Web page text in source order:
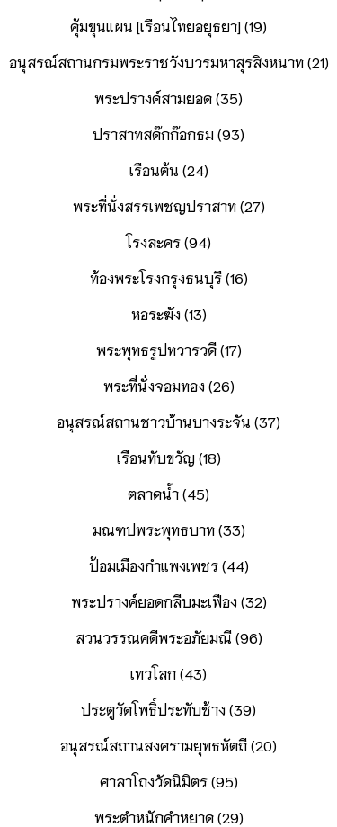
คุ้มขุนแผน [เรือนไทยอยุธยา] (19)
อนุสรณ์สถานกรมพระราชวังบวรมหาสุรสิงหนาท (21)
พระปรางค์สามยอด (35)
ปราสาทสด๊กก๊อกธม (93)
เรือนต้น (24)
พระที่นั่งสรรเพชญปราสาท (27)
โรงละคร (94)
ท้องพระโรงกรุงธนบุรี (16)
หอระฆัง (13)
พระพุทธรูปทวารวดี (17)
พระที่นั่งจอมทอง (26)
อนุสรณ์สถานชาวบ้านบางระจัน (37)
เรือนทับขวัญ (18)
ตลาดน้ำ (45)
มณฑปพระพุทธบาท (33)
ป้อมเมืองกำแพงเพชร (44)
พระปรางค์ยอดกลีบมะเฟือง (32)
สวนวรรณคดีพระอภัยมณี (96)
เทวโลก (43)
ประตูวัดโพธิ์ประทับช้าง (39)
อนุสรณ์สถานสงครามยุทธหัตถี (20)
ศาลาโถงวัดนิมิตร (95)
พระตำหนักคำหยาด (29)